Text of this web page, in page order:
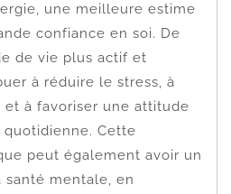
une meilleure estime
confiance en soi. De
de vie plus actif et
à réduire le stress, à
à favoriser une attitude
Cette
peut également avoir un
mentale, en